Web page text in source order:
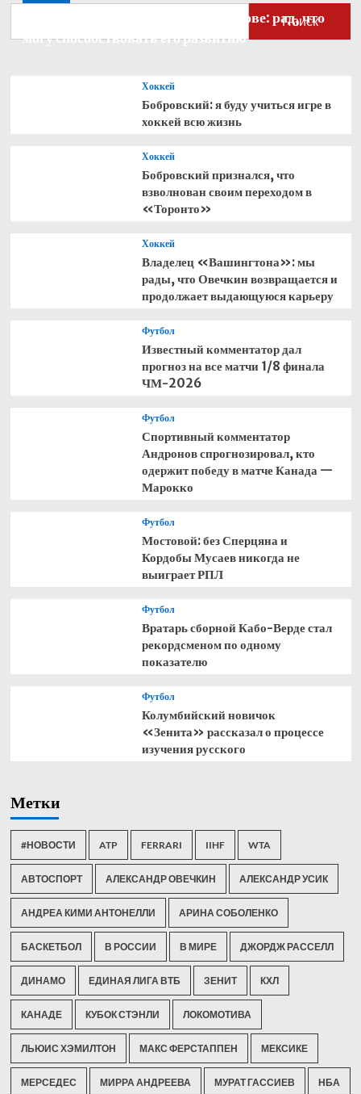
Поиск
Бобровский — о голкипере Ахтямове: рад, что
могу способствовать его развитию
Хоккей
Бобровский: я буду учиться игре в
хоккей всю жизнь
Хоккей
Бобровский признался, что
взволнован своим переходом в
«Торонто»
Хоккей
Владелец «Вашингтона»: мы
рады, что Овечкин возвращается и
продолжает выдающуюся карьеру
Футбол
Известный комментатор дал
прогноз на все матчи 1/8 финала
ЧМ-2026
Футбол
Спортивный комментатор
Андронов спрогнозировал, кто
одержит победу в матче Канада —
Марокко
Футбол
Мостовой: без Сперцяна и
Кордобы Мусаев никогда не
выиграет РПЛ
Футбол
Вратарь сборной Кабо-Верде стал
рекордсменом по одному
показателю
Футбол
Колумбийский новичок
«Зенита» рассказал о процессе
изучения русского
Метки
#НОВОСТИ ATP FERRARI IIHF WTA
АВТОСПОРТ АЛЕКСАНДР ОВЕЧКИН АЛЕКСАНДР УСИК
АНДРЕА КИМИ АНТОНЕЛЛИ АРИНА СОБОЛЕНКО
БАСКЕТБОЛ В РОССИИ В МИРЕ ДЖОРДЖ РАССЕЛЛ
ДИНАМО ЕДИНАЯ ЛИГА ВТБ ЗЕНИТ КХЛ
КАНАДЕ КУБОК СТЭНЛИ ЛОКОМОТИВА
ЛЬЮИС ХЭМИЛТОН МАКС ФЕРСТАППЕН МЕКСИКЕ
МЕРСЕДЕС МИРРА АНДРЕЕВА МУРАТ ГАССИЕВ НБА